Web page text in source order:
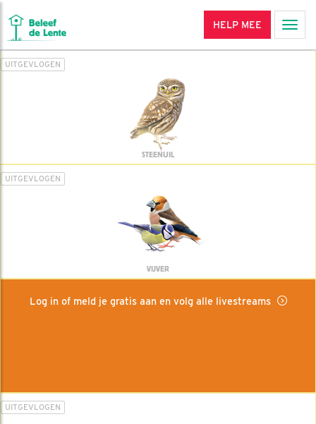
HELP MEE
UITGEVLOGEN
STEENUIL
UITGEVLOGEN
VIJVER
Log in of meld je gratis aan en volg alle livestreams
UITGEVLOGEN